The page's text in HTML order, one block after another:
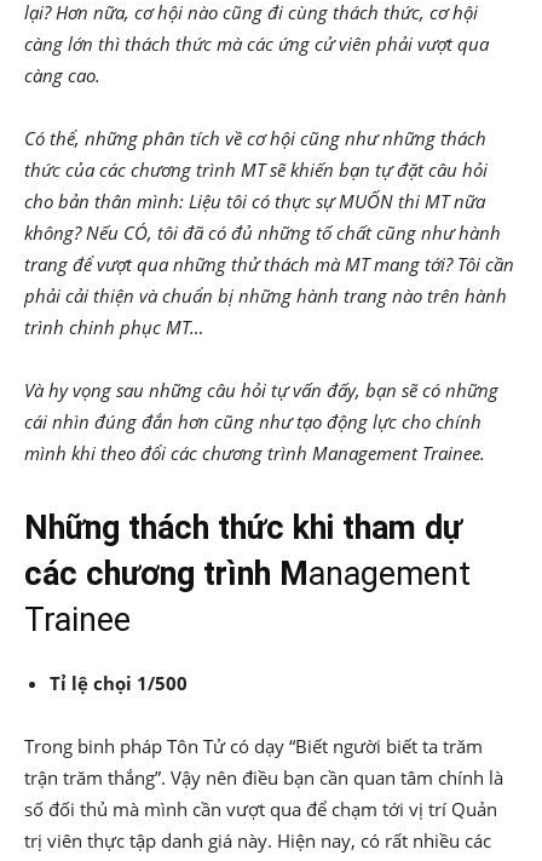
lại? Hơn nữa, cơ hội nào cũng đi cùng thách thức, cơ hội
càng lớn thì thách thức mà các ứng cử viên phải vượt qua
càng cao.
Có thể, những phân tích về cơ hội cũng như những thách
thức của các chương trình MT sẽ khiến bạn tự đặt câu hỏi
cho bản thân mình: Liệu tôi có thực sự MUỐN thi MT nữa
không? Nếu CÓ, tôi đã có đủ những tố chất cũng như hành
trang để vượt qua những thử thách mà MT mang tới? Tôi cần
phải cải thiện và chuẩn bị những hành trang nào trên hành
trình chinh phục MT…
Và hy vọng sau những câu hỏi tự vấn đấy, bạn sẽ có những
cái nhìn đúng đắn hơn cũng như tạo động lực cho chính
mình khi theo đổi các chương trình Management Trainee.
Những thách thức khi tham dự
các chương trình Management
Trainee
Tỉ lệ chọi 1/500
Trong binh pháp Tôn Tử có dạy “Biết người biết ta trăm
trận trăm thắng”. Vậy nên điều bạn cần quan tâm chính là
số đối thủ mà mình cần vượt qua để chạm tới vị trí Quản
trị viên thực tập danh giá này. Hiện nay, có rất nhiều các